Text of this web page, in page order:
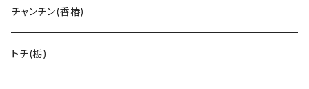
チャンチン(香椿)
トチ(栃)